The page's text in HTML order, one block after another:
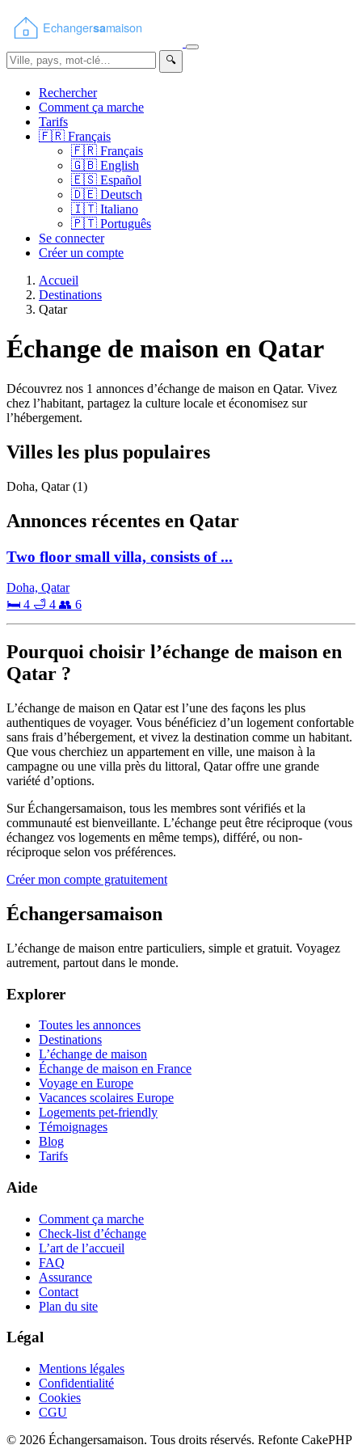
🔍
Rechercher
Comment ça marche
Tarifs
🇫🇷 Français
🇫🇷 Français
🇬🇧 English
🇪🇸 Español
🇩🇪 Deutsch
🇮🇹 Italiano
🇵🇹 Português
Se connecter
Créer un compte
Accueil
Destinations
Qatar
Échange de maison en Qatar
Découvrez nos 1 annonces d’échange de maison en Qatar. Vivez
chez l’habitant, partagez la culture locale et économisez sur
l’hébergement.
Villes les plus populaires
Doha, Qatar(1)
Annonces récentes en Qatar
Two floor small villa, consists of ...
Doha, Qatar
🛏 4 🛁 4 👥 6
Pourquoi choisir l’échange de maison en
Qatar ?
L’échange de maison en Qatar est l’une des façons les plus
authentiques de voyager. Vous bénéficiez d’un logement confortable
sans frais d’hébergement, et vivez la destination comme un habitant.
Que vous cherchiez un appartement en ville, une maison à la
campagne ou une villa près du littoral, Qatar offre une grande
variété d’options.
Sur Échangersamaison, tous les membres sont vérifiés et la
communauté est bienveillante. L’échange peut être réciproque (vous
échangez vos logements en même temps), différé, ou non-
réciproque selon vos préférences.
Créer mon compte gratuitement
Échangersamaison
L’échange de maison entre particuliers, simple et gratuit. Voyagez
autrement, partout dans le monde.
Explorer
Toutes les annonces
Destinations
L’échange de maison
Échange de maison en France
Voyage en Europe
Vacances scolaires Europe
Logements pet-friendly
Témoignages
Blog
Tarifs
Aide
Comment ça marche
Check-list d’échange
L’art de l’accueil
FAQ
Assurance
Contact
Plan du site
Légal
Mentions légales
Confidentialité
Cookies
CGU
© 2026 Échangersamaison. Tous droits réservés. Refonte CakePHP